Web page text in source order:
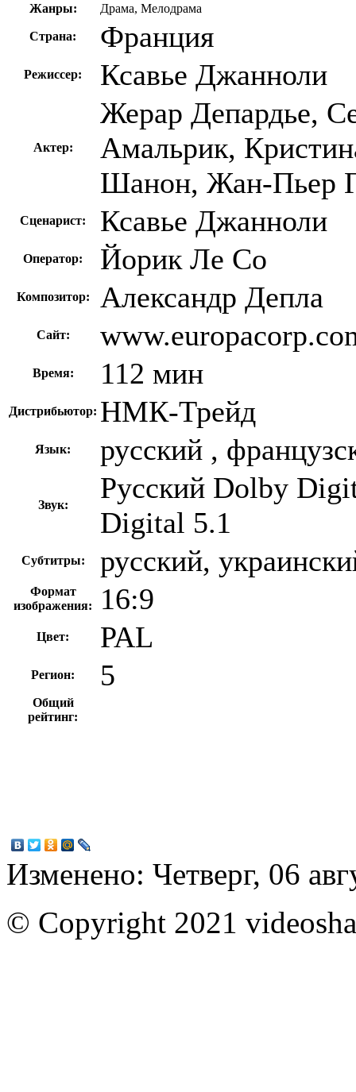
Жанры: Драма, Мелодрама
Страна: Франция
Режиссер: Ксавье Джанноли
Актер:
Жерар Депардье,
Амальрик,
Шанон, Жан-Пьер
Сценарист: Ксавье Джанноли
Оператор: Йорик Ле Со
Композитор: Александр Депла
Сайт:
Время: 112 мин
Дистрибьютор: НМК-Трейд
Язык: русский ,
Звук:
Русский Dolby
Digital 5.1
Субтитры: русский,
Формат
изображения:
16:9
Цвет: PAL
Регион: 5
Общий
рейтинг:
Изменено: Четверг, 06
© Copyright 2021